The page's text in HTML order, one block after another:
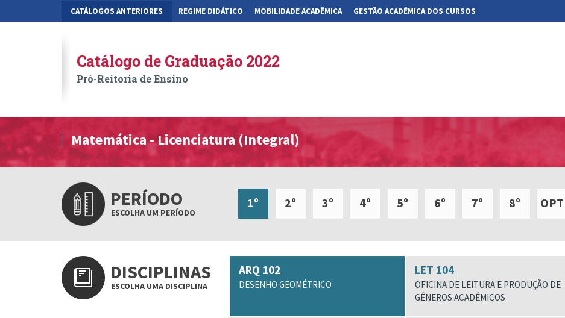
CATÁLOGOS ANTERIORES REGIME DIDÁTICO MOBILIDADE ACADÊMICA GESTÃO ACADÊMICA DOS CURSOS
Catálogo de Graduação 2022
Pró-Reitoria de Ensino
Matemática - Licenciatura (Integral)
PERÍODO
ESCOLHA UM PERÍODO
1º 2º 3º 4º 5º 6º 7º 8º OPT
DISCIPLINAS
ESCOLHA UMA DISCIPLINA
ARQ 102
DESENHO GEOMÉTRICO
LET 104
OFICINA DE LEITURA E PRODUÇÃO DE
GÊNEROS ACADÊMICOS